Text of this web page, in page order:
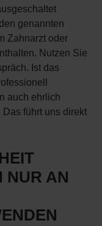
genannten
Zahnarzt oder
Nutzen Sie
Ist das
auch ehrlich
führt uns direkt
NUR AN